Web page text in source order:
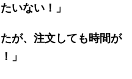
いない！」
が、注文しても時間が
」